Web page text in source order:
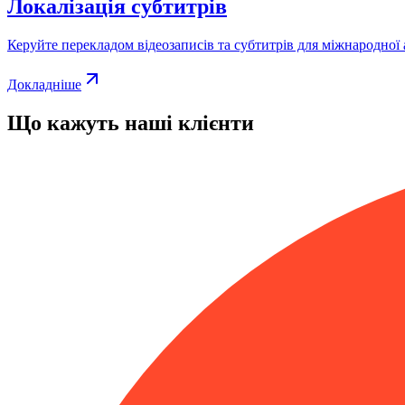
Локалізація субтитрів
Керуйте перекладом відеозаписів та субтитрів для міжнародної
Докладніше
Що кажуть наші клієнти